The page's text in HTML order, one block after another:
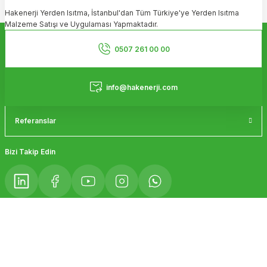
Ürün açıklamasında eksik bilgiler bulunuyor.
Ürün bilgilerinde hatalar bulunuyor.
Ürün fiyatı diğer sitelerden daha pahalı.
Bu ürüne benzer farklı alternatifler olmalı.
Hakenerji Yerden Isıtma, İstanbul'dan Tüm Türkiye'ye Yerden Isıtma
Malzeme Satışı ve Uygulaması Yapmaktadır.
0507 261 00 00
info@hakenerji.com
Referanslar
Bizi Takip Edin